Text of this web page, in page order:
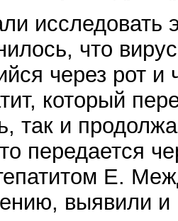
исследовать
что
через рот и
который
так и
передается
Е.
выявили и